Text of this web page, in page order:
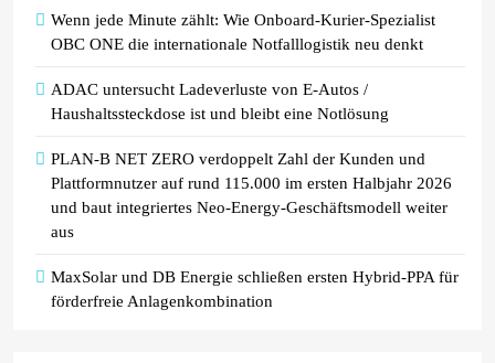
Wenn jede Minute zählt: Wie Onboard-Kurier-Spezialist
OBC ONE die internationale Notfalllogistik neu denkt
ADAC untersucht Ladeverluste von E-Autos /
Haushaltssteckdose ist und bleibt eine Notlösung
PLAN-B NET ZERO verdoppelt Zahl der Kunden und
Plattformnutzer auf rund 115.000 im ersten Halbjahr 2026
und baut integriertes Neo-Energy-Geschäftsmodell weiter
aus
MaxSolar und DB Energie schließen ersten Hybrid-PPA für
förderfreie Anlagenkombination